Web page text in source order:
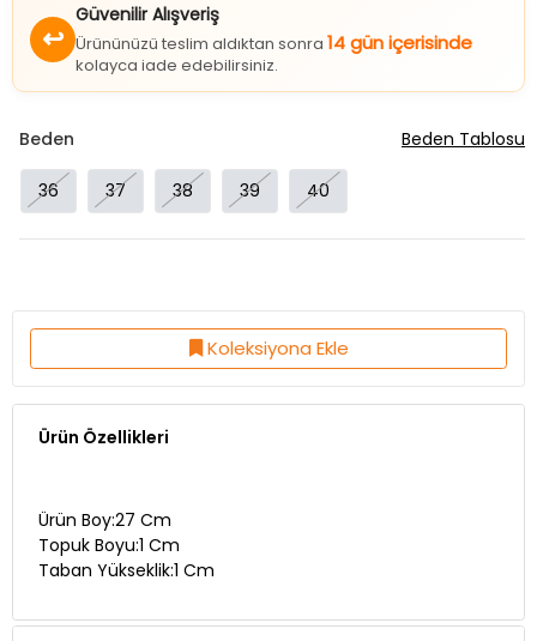
↩
Güvenilir Alışveriş
Ürününüzü teslim aldıktan sonra 14 gün içerisinde
kolayca iade edebilirsiniz.
Beden
36 37 38 39 40
Beden Tablosu
Koleksiyona Ekle
Ürün Özellikleri
Ürün Boy:27 Cm
Topuk Boyu:1 Cm
Taban Yükseklik:1 Cm